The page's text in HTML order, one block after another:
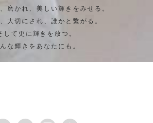
磨かれ、美しい輝きをみせる。
大切にされ、誰かと繋がる。
して更に輝きを放つ。
な輝きをあなたにも。